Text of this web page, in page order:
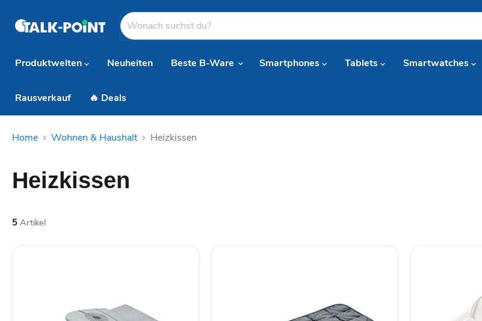
Produktwelten
Neuheiten Beste B-Ware Smartphones Tablets Smartwatches
Rausverkauf 🔥 Deals
Home Wohnen & Haushalt Heizkissen
Heizkissen
5 Artikel